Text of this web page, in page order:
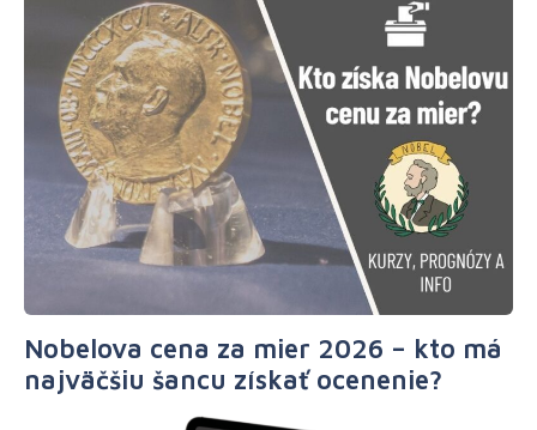
Nobelova cena za mier 2026 – kto má
najväčšiu šancu získať ocenenie?